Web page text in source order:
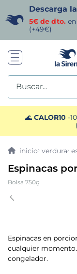
Descarga
5€ de dto.
(+49€)
Buscar...
🌊 CALOR10 -
verdura
Espinacas
Bolsa 750g
Espinacas en
cualquier
congelador.
TÉRMINOS MÁS
1. helados sirena
gambas
3. patatas
verduras
6. croquetas